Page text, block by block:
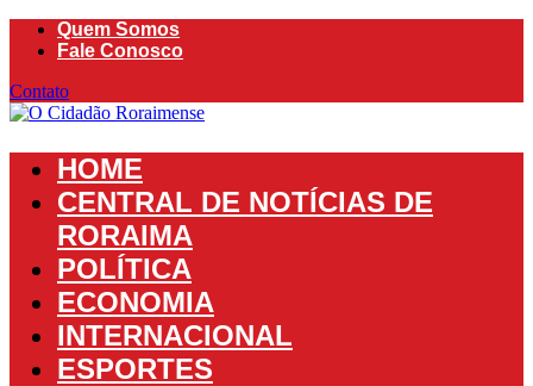
Skip
Quem Somos
Fale Conosco
Contato
HOME
CENTRAL DE NOTÍCIAS DE
RORAIMA
POLÍTICA
ECONOMIA
INTERNACIONAL
ESPORTES